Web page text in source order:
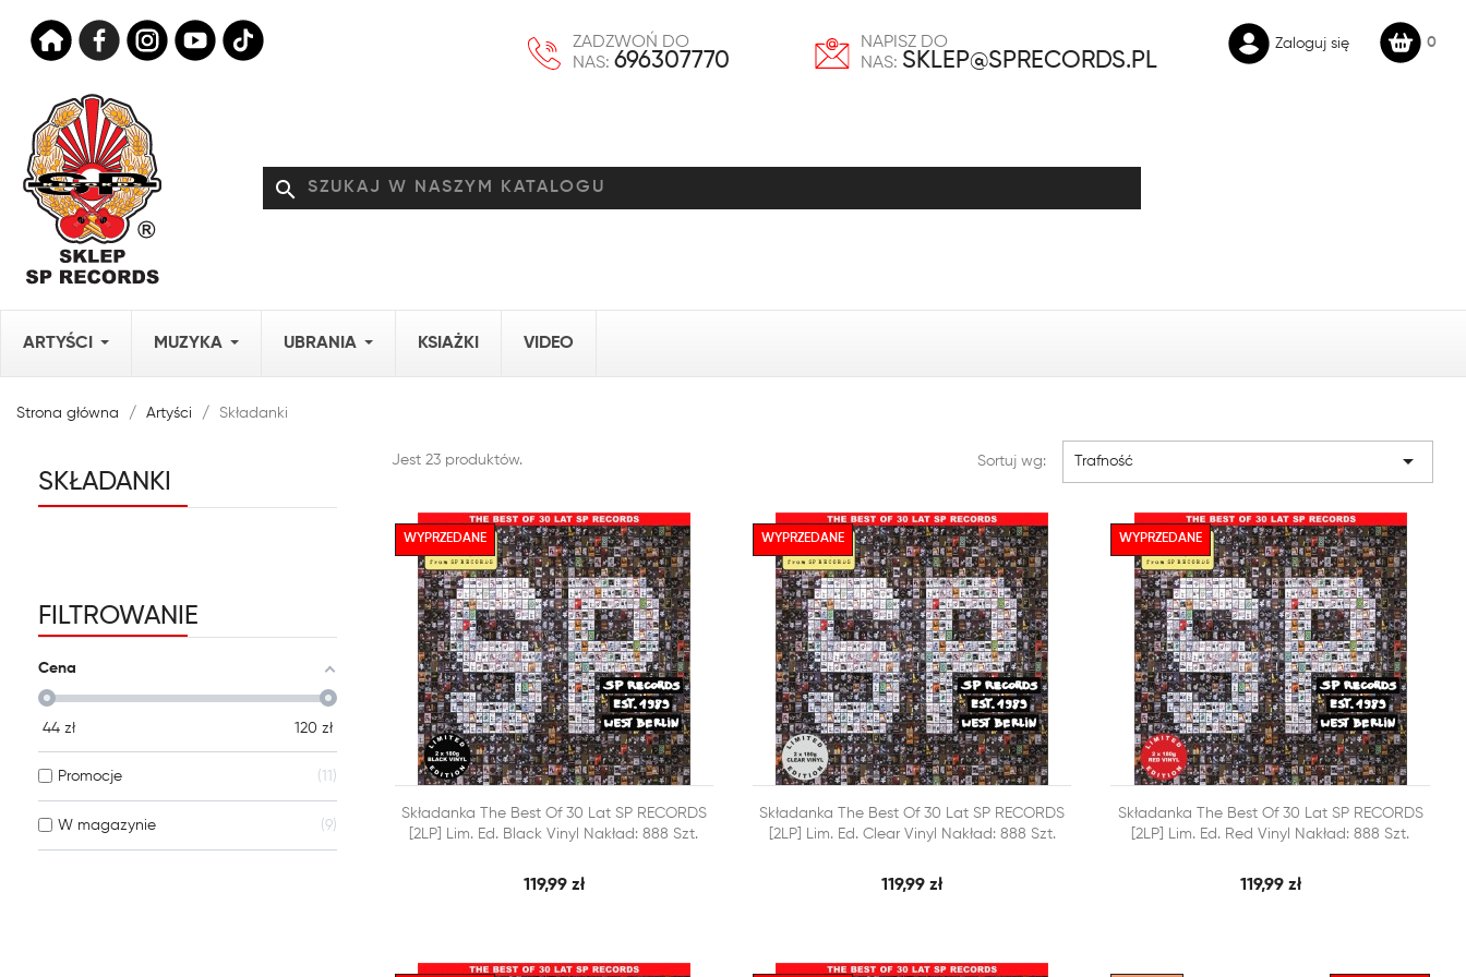
ZADZWOŃ DO
NAS: 696307770
NAPISZ DO
NAS: SKLEP@SPRECORDS.PL
Zaloguj się 0
search
ARTYŚCI MUZYKA UBRANIA KSIAŻKI VIDEO
Strona główna Artyści Składanki
SKŁADANKI
FILTROWANIE
Cena
44 zł 120 zł
Promocje
W magazynie 9
Jest 23 produktów. Sortuj wg: Trafność 
DODAJ DO KOSZYKA SZYBKI PODGLĄD
Składanka The Best Of 30 Lat SP RECORDS
[2LP] Lim. Ed. Black Vinyl Nakład: 888 Szt.
119,99 zł
WYPRZEDANE
DODAJ DO KOSZYKA SZYBKI PODGLĄD
Składanka The Best Of 30 Lat SP RECORDS
[2LP] Lim. Ed. Clear Vinyl Nakład: 888 Szt.
119,99 zł
WYPRZEDANE
DODAJ DO KOSZYKA SZYBKI PODGLĄD
Składanka The Best Of 30 Lat SP RECORDS
[2LP] Lim. Ed. Red Vinyl Nakład: 888 Szt.
119,99 zł
WYPRZEDANE